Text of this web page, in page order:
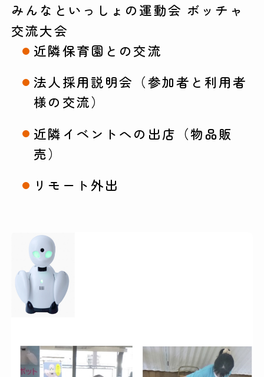
みんなといっしょの運動会 ボッチャ
交流大会
近隣保育園との交流
法人採用説明会（参加者と利用者
様の交流）
近隣イベントへの出店（物品販
売）
リモート外出